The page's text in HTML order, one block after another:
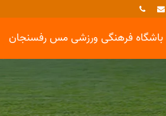
باشگاه فرهنگی ورزشیمس رفسنجان